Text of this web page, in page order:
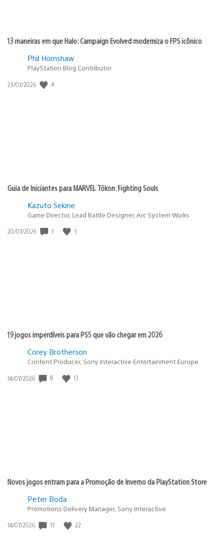
13 maneiras em que Halo: Campaign Evolved moderniza o FPS icônico
Phil Hornshaw
PlayStation Blog Contributor
Data
23/07/2026 4
Guia de Iniciantes para MARVEL Tōkon: Fighting Souls
Kazuto Sekine
Game Director, Lead Battle Designer, Arc System Works
Data
20/07/2026 1 5
19 jogos imperdíveis para PS5 que vão chegar em 2026
Corey Brotherson
Content Producer, Sony Interactive Entertainment Europe
Data
14/07/2026 8 13
Novos jogos entram para a Promoção de Inverno da PlayStation Store
Peter Boda
Promotions Delivery Manager, Sony Interactive
Data
14/07/2026 17 22